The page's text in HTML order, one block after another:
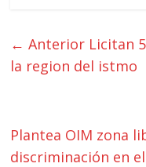
← Anterior Licitan
la region del istmo
Plantea OIM zona
discriminación en